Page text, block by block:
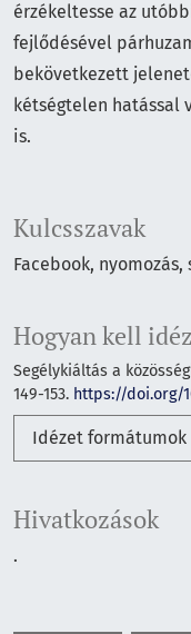
Kulcsszavak
Facebook nyomozás
Hogyan kell
Segélykiáltás a
149-153. https://doi.org/
Idézet formátumok
érzékeltesse az
fejlődésével
bekövetkezett
kétségtelen hatással
is.
Hivatkozások
.